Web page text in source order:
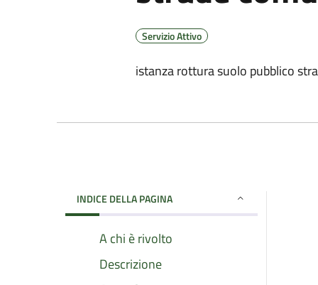
Servizio Attivo
istanza rottura suolo pubblico
INDICE DELLA PAGINA
A chi è rivolto
Descrizione